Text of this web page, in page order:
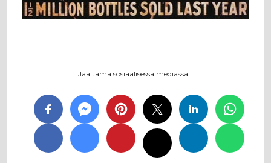
Jaa tämä sosiaalisessa mediassa…